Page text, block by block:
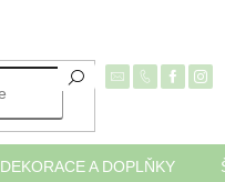
DEKORACE A DOPLŇKY